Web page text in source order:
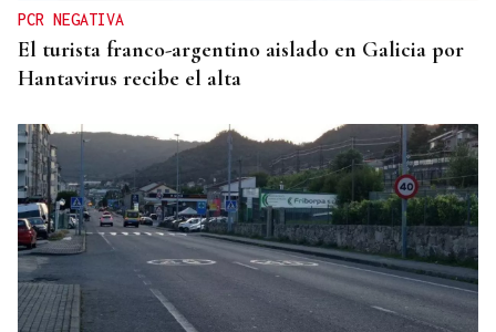
PCR NEGATIVA
El turista franco-argentino aislado en Galicia por
Hantavirus recibe el alta